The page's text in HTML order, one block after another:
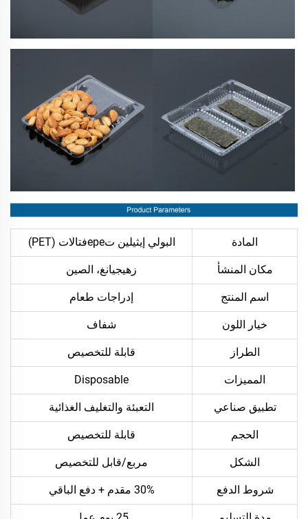
المادة البولي إيثيلين تереفتالات (PET)
مكان المنشأ زهيجيانغ، الصين
اسم المنتج إدراجات طعام
خيار اللون شفاف
الطراز قابلة للتخصيص
المميزات Disposable
تطبيق صناعي التعبئة والتغليف الغذائية
الحجم قابلة للتخصيص
الشكل مربع/قابل للتخصيص
شروط الدفع 30% مقدم + دفع الباقي